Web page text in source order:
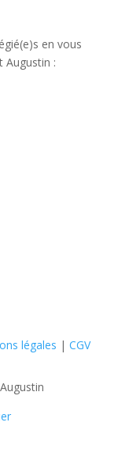
en vous
Augustin :
légales | CGV